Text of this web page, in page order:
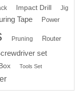
Impact Drill
Jig
Tape Power
Pruning Router
set
Tools Set